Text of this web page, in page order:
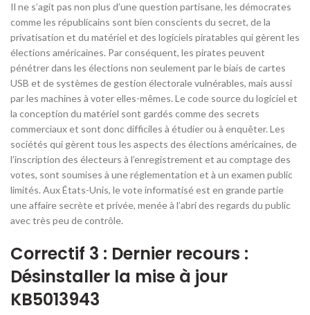
Il ne s’agit pas non plus d’une question partisane, les démocrates
comme les républicains sont bien conscients du secret, de la
privatisation et du matériel et des logiciels piratables qui gèrent les
élections américaines. Par conséquent, les pirates peuvent
pénétrer dans les élections non seulement par le biais de cartes
USB et de systèmes de gestion électorale vulnérables, mais aussi
par les machines à voter elles-mêmes. Le code source du logiciel et
la conception du matériel sont gardés comme des secrets
commerciaux et sont donc difficiles à étudier ou à enquêter. Les
sociétés qui gèrent tous les aspects des élections américaines, de
l’inscription des électeurs à l’enregistrement et au comptage des
votes, sont soumises à une réglementation et à un examen public
limités. Aux États-Unis, le vote informatisé est en grande partie
une affaire secrète et privée, menée à l’abri des regards du public
avec très peu de contrôle.
Correctif 3 : Dernier recours :
Désinstaller la mise à jour
KB5013943